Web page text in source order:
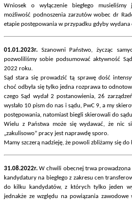
Wniosek o wyłączenie biegłego musieliśmy
możliwość podnoszenia zarzutów wobec dr
etapie postępowania w przypadku gdyby wydana
01.01.2023r. Szanowni Państwo, życząc
pozwoliliśmy sobie podsumować aktywność
2022 roku.
Sąd stara się prowadzić tą sprawę dość
choć odbyła się tylko jedna rozprawa to
czego Sąd wydał 2 postanowienia, 26
wysłało 10 pism do nas i sądu, PwC 9, a my
postępowania, natomiast biegli skierowali do
Wielu z Państwa może się wydawać, że nic
„zakulisowo” pracy jest naprawdę sporo.
Mamy szczerą nadzieję, że powoli zbliżamy się
31.08.2022r. W chwili obecnej trwa prowadzona
kandydatury na biegłego z zakresu cen
do kilku kandydatów, z których tylko jeden
jednakże ze względu na powiązania zawodowe